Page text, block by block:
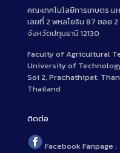
คณะเทคโนโลยีการเกษตร
เลขที่ 2 พหลโยธิน 87 ซอย
จังหวัดปทุมธานี 12130
Faculty of Agricultural
University of
Soi 2, Prachathipat,
Thailand
ติดต่อ
Facebook Fanpage :